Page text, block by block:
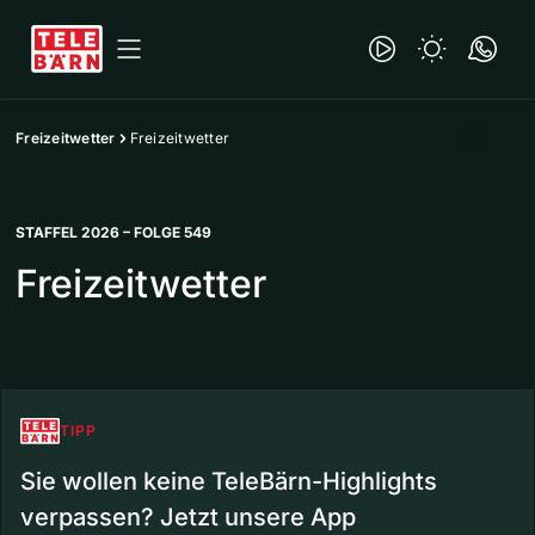
Freizeitwetter Freizeitwetter
STAFFEL 2026 – FOLGE 549
Freizeitwetter
TIPP
Sie wollen keine TeleBärn-Highlights
verpassen? Jetzt unsere App